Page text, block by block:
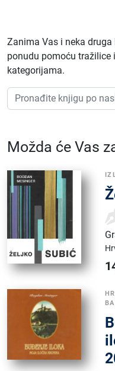
Zanima Vas i neka
ponudu pomoću tražilice
kategorijama.
Možda će Vas